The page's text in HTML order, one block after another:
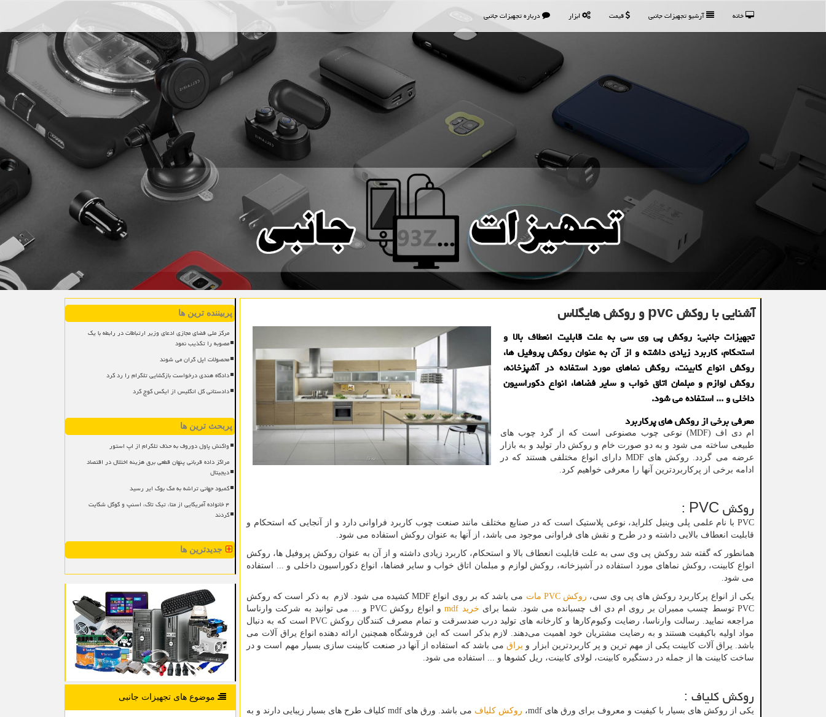
خانه آرشیو تجهیزات جانبی قیمت ابزار درباره تجهیزات جانبی
آشنایی با روکش pvc و روکش هایگلاس
تجهیزات جانبی: روکش پی وی سی به علت قابلیت انعطاف‌ بالا و
استحکام، کاربرد زیادی داشته و از آن به عنوان روکش پروفیل ‌ها،‌
روکش انواع کابینت، روکش نماهای مورد استفاده در آشپزخانه،
روکش لوازم و مبلمان اتاق خواب و سایر فضاها، انواع دکوراسیون
داخلی و ... استفاده می شود.
معرفی برخی از روکش های پرکاربرد
ام دی اف (MDF) نوعی چوب مصنوعی است که از گرد چوب ‌های
طبیعی ساخته می شود و به دو صورت خام و روکش ‌دار تولید و به بازار
عرضه می گردد. روکش هایMDF دارای انواع مختلفی هستند که در
ادامه برخی از پرکاربردترین آنها را معرفی خواهیم کرد.
روکشPVC
:
PVC با نام علمی پلی وینیل کلراید، نوعی پلاستیک است که در صنایع مختلف مانند صنعت چوب کاربرد فراوانی دارد و از آنجایی که استحکام و
قابلیت انعطاف بالایی داشته و در طرح و نقش های فراوانی موجود می باشد، از آنها به عنوان روکش استفاده می شود.
همانطور که گفته شد روکش پی وی سی به علت قابلیت انعطاف‌ بالا و استحکام، کاربرد زیادی داشته و از آن به عنوان روكش پروفیل ‌ها،‌ روكش
انواع کابینت، روکش نماهای مورد استفاده در آشپزخانه، روکش لوازم و مبلمان اتاق خواب و سایر فضاها، انواع دکوراسیون داخلی و ... استفاده
می شود.
یکی از انواع پرکاربرد روکش های پی وی سی، روکشPVC مات می باشد که بر روی انواع MDFکشیده می شود. لازم به ذکر است که روکش
PVCتوسط چسب ممبران بر روی ام دی اف چسبانده می شود. شما برای خرید mdfو انواع روکش PVCو ... می توانید به شرکت وارناسا
مراجعه نمایید. رسالت وارناسا، رضایت وکیوم‌کارها و کارخانه‌ های تولید درب ضدسرقت و تمام مصرف کنندگان روکش PVCاست که به دنبال
مواد اولیه باکیفیت هستند و به رضایت مشتریان خود اهمیت می‌دهند. لازم بذکر است که این فروشگاه همچنین ارائه دهنده انواع یراق آلات می
باشد. یراق آلات کابینت یکی از مهم ترین و پر کاربردترین ابزار و یراقمی باشد که استفاده از آنها در صنعت کابینت سازی بسیار مهم است و در
ساخت کابینت ها از جمله در دستگیره کابینت، لولای کابینت، ریل کشوها و ... استفاده می شود.
روکش کلیاف :
یکی از روکش های بسیار با کیفیت و معروف برای ورق های mdf، روکش کلیاف می باشد. ورق های mdf کلیاف طرح های بسیار زیبایی دارند و به
پربیننده ترین ها
مرکز ملی فضای مجازی ادعای وزیر ارتباطات در رابطه با یک
مصوبه را تکذیب نمود
محصولات اپل گران می شوند
دادگاه هندی درخواست بازگشایی تلگرام را رد کرد
دادستانی کل انگلیس از ایکس کوچ کرد
پربحث ترین ها
واکنش پاول دوروف به حذف تلگرام از اپ استور
مراکز داده قربانی پنهان قطعی برق هزینه اختلال در اقتصاد
دیجیتال
کمبود جهانی تراشه به مک بوک ایر رسید
۴ خانواده آمریکایی از متا، تیک تاک، اسنپ و گوگل شکایت
کردند
جدیدترین ها
موضوع های تجهیزات جانبی